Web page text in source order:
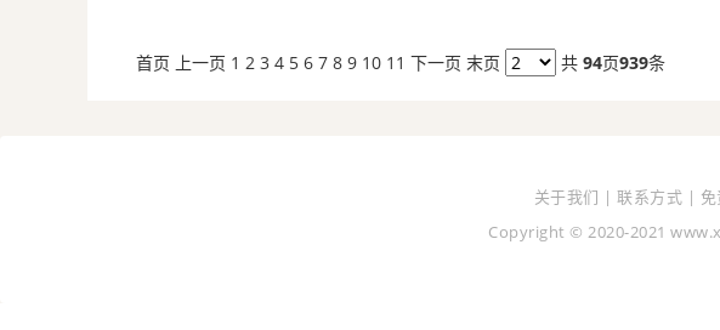
首页 上一页 1 2 3 4 5 6 7 8 9 10 11 下一页 末页 共 94页939条
关于我们 | 联系方式 |
Copyright © 2020-2021